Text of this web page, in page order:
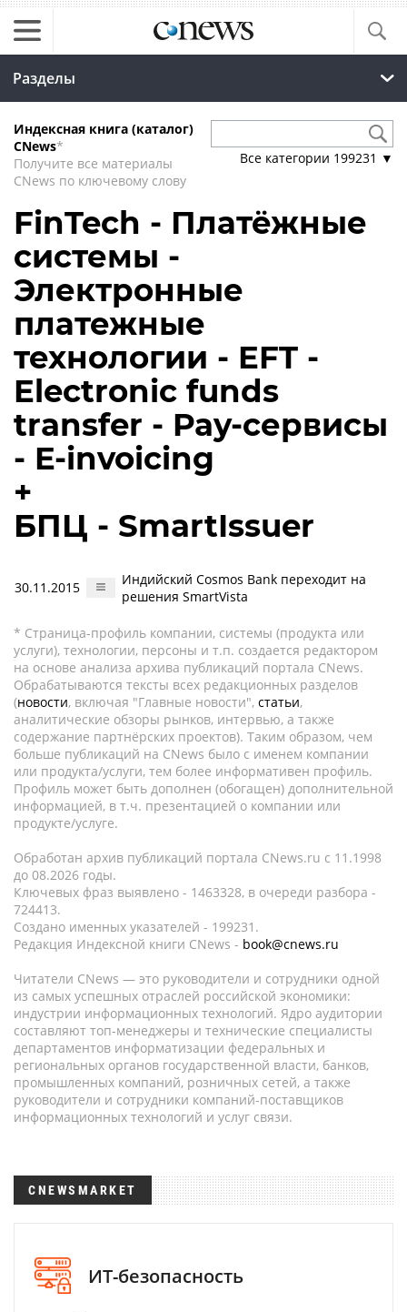
Разделы
Индексная книга (каталог)
CNews*
Получите все материалы
CNews по ключевому слову
Все категории 199231 ▼
FinTech - Платёжные
системы -
Электронные
платежные
технологии - EFT -
Electronic funds
transfer - Pay-сервисы
- E-invoicing
+
БПЦ - SmartIssuer
30.11.2015
Индийский Cosmos Bank переходит на
решения SmartVista
* Страница-профиль компании, системы (продукта или
услуги), технологии, персоны и т.п. создается редактором
на основе анализа архива публикаций портала CNews.
Обрабатываются тексты всех редакционных разделов
(новости, включая "Главные новости", статьи,
аналитические обзоры рынков, интервью, а также
содержание партнёрских проектов). Таким образом, чем
больше публикаций на CNews было с именем компании
или продукта/услуги, тем более информативен профиль.
Профиль может быть дополнен (обогащен) дополнительной
информацией, в т.ч. презентацией о компании или
продукте/услуге.
Обработан архив публикаций портала CNews.ru c 11.1998
до 08.2026 годы.
Ключевых фраз выявлено - 1463328, в очереди разбора -
724413.
Создано именных указателей - 199231.
Редакция Индексной книги CNews - book@cnews.ru
Читатели CNews — это руководители и сотрудники одной
из самых успешных отраслей российской экономики:
индустрии информационных технологий. Ядро аудитории
составляют топ-менеджеры и технические специалисты
департаментов информатизации федеральных и
региональных органов государственной власти, банков,
промышленных компаний, розничных сетей, а также
руководители и сотрудники компаний-поставщиков
информационных технологий и услуг связи.
CNEWSMARKET
ИТ-безопасность